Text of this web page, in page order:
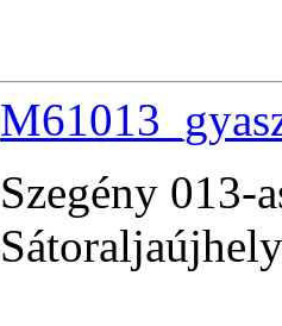
Szegény 013-